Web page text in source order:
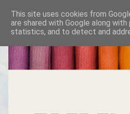
This site uses cookies from
are shared with Google along
statistics, and to detect and